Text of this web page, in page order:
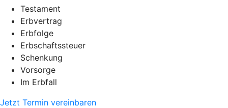
Testament
Erbvertrag
Erbfolge
Erbschaftssteuer
Schenkung
Vorsorge
Im Erbfall
Jetzt Termin vereinbaren